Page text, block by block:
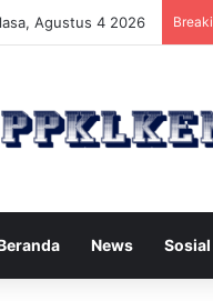
Agustus 4 2026
News Sosial